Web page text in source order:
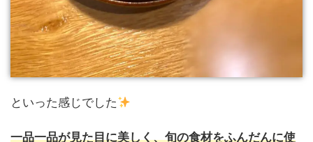
といった感じでした
一品一品が見た目に美しく、旬の食材をふんだんに使